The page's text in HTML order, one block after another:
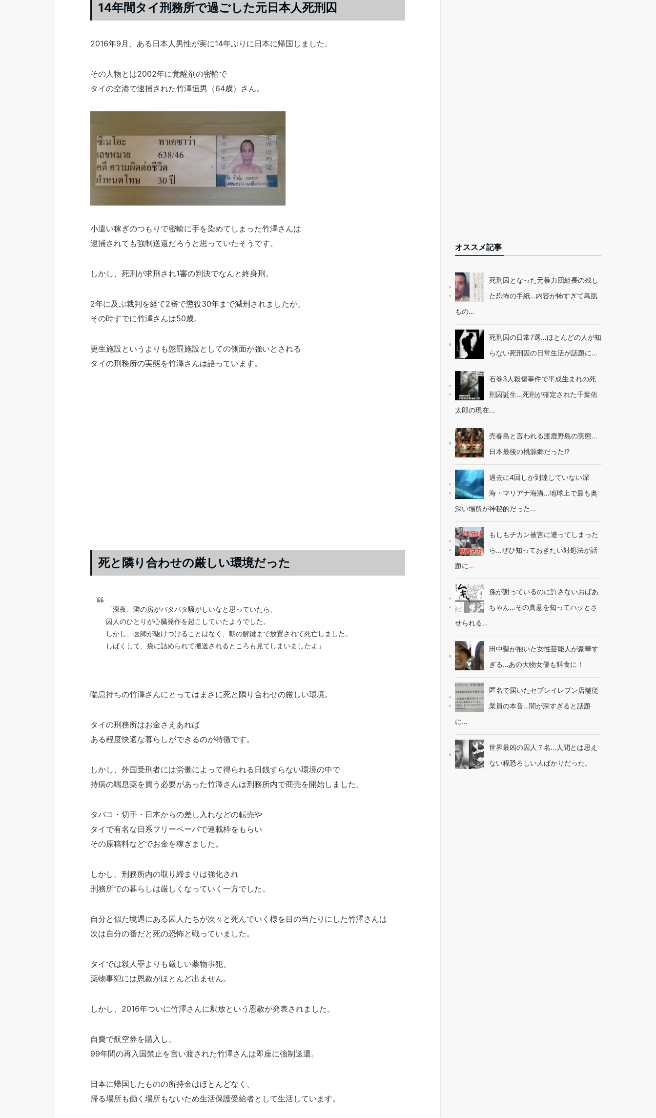
14年間タイ刑務所で過ごした元日本人死刑囚
2016年9月、ある日本人男性が実に14年ぶりに日本に帰国しました。
その人物とは2002年に覚醒剤の密輸で
タイの空港で逮捕された竹澤恒男（64歳）さん。
小遣い稼ぎのつもりで密輸に手を染めてしまった竹澤さんは
逮捕されても強制送還だろうと思っていたそうです。
しかし、死刑が求刑され1審の判決でなんと終身刑。
2年に及ぶ裁判を経て2審で懲役30年まで減刑されましたが、
その時すでに竹澤さんは50歳。
更生施設というよりも懲罰施設としての側面が強いとされる
タイの刑務所の実態を竹澤さんは語っています。
死と隣り合わせの厳しい環境だった
「深夜、隣の房がバタバタ騒がしいなと思っていたら、
囚人のひとりが心臓発作を起こしていたようでした。
しかし、医師が駆けつけることはなく、朝の解鍵まで放置されて死亡しました。
しばくして、袋に詰められて搬送されるところも見てしまいましたよ」
喘息持ちの竹澤さんにとってはまさに死と隣り合わせの厳しい環境。
タイの刑務所はお金さえあれば
ある程度快適な暮らしができるのが特徴です。
しかし、外国受刑者には労働によって得られる日銭すらない環境の中で
持病の喘息薬を買う必要があった竹澤さんは刑務所内で商売を開始しました。
タバコ・切手・日本からの差し入れなどの転売や
タイで有名な日系フリーペーパで連載枠をもらい
その原稿料などでお金を稼ぎました。
しかし、刑務所内の取り締まりは強化され
刑務所での暮らしは厳しくなっていく一方でした。
自分と似た境遇にある囚人たちが次々と死んでいく様を目の当たりにした竹澤さんは
次は自分の番だと死の恐怖と戦っていました。
タイでは殺人罪よりも厳しい薬物事犯。
薬物事犯には恩赦がほとんど出ません。
しかし、2016年ついに竹澤さんに釈放という恩赦が発表されました。
自費で航空券を購入し、
99年間の再入国禁止を言い渡された竹澤さんは即座に強制送還。
日本に帰国したものの所持金はほとんどなく、
帰る場所も働く場所もないため生活保護受給者として生活しています。
オススメ記事
死刑囚となった元暴力団組長の残し
た恐怖の手紙…内容が怖すぎて鳥肌
もの…
死刑囚の日常7選…ほとんどの人が知
らない死刑囚の日常生活が話題に…
石巻3人殺傷事件で平成生まれの死
刑囚誕生…死刑が確定された千葉佑
太郎の現在…
売春島と言われる渡鹿野島の実態…
日本最後の桃源郷だった!?
過去に4回しか到達していない深
海・マリアナ海溝…地球上で最も奥
深い場所が神秘的だった…
もしもチカン被害に遭ってしまった
ら…ぜひ知っておきたい対処法が話
題に…
孫が謝っているのに許さないおばあ
ちゃん…その真意を知ってハッとさ
せられる…
田中聖が抱いた女性芸能人が豪華す
ぎる…あの大物女優も餌食に！
匿名で届いたセブンイレブン店舗従
業員の本音…闇が深すぎると話題
に…
世界最凶の囚人７名…人間とは思え
ない程恐ろしい人ばかりだった。